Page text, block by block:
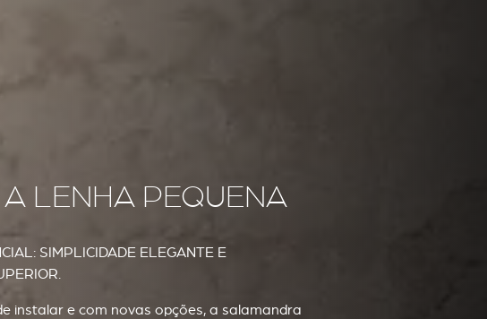
A LENHA PEQUENA
SIMPLICIDADE ELEGANTE E
instalar e com novas opções, a salamandra